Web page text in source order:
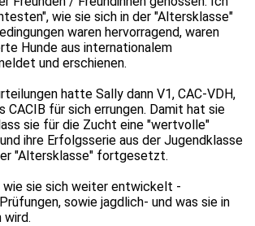
wie sie sich in der "Altersklasse"
waren hervorragend, waren
Hunde aus internationalem
und erschienen.
hatte Sally dann V1, CAC-VDH,
CACIB für sich errungen. Damit hat sie
sie für die Zucht eine "wertvolle"
ihre Erfolgsserie aus der Jugendklasse
"Altersklasse" fortgesetzt.
wie sie sich weiter entwickelt -
sowie jagdlich- und was sie in